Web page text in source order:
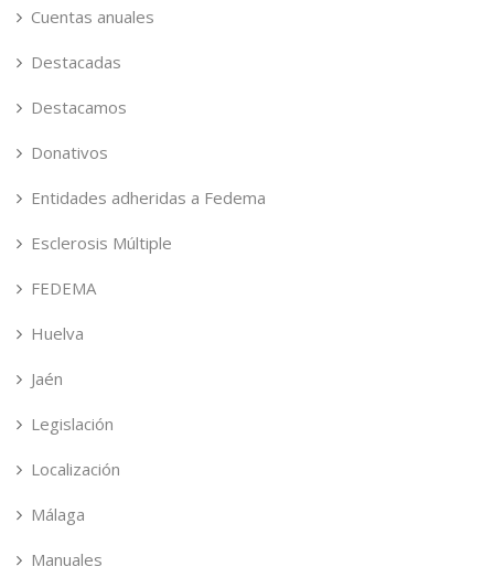
Cuentas anuales
Destacadas
Destacamos
Donativos
Entidades adheridas a Fedema
Esclerosis Múltiple
FEDEMA
Huelva
Jaén
Legislación
Localización
Málaga
Manuales